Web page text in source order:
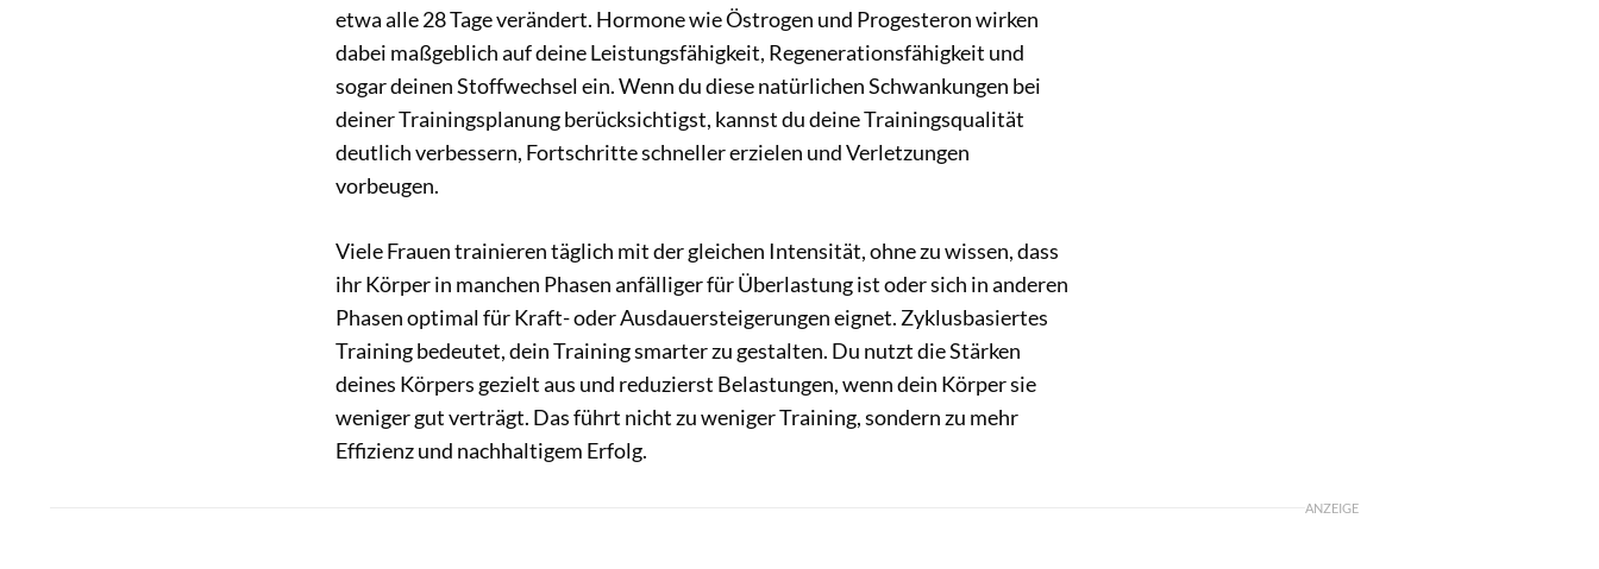
etwa alle 28 Tage verändert. Hormone wie Östrogen und Progesteron wirken
dabei maßgeblich auf deine Leistungsfähigkeit, Regenerationsfähigkeit und
sogar deinen Stoffwechsel ein. Wenn du diese natürlichen Schwankungen bei
deiner Trainingsplanung berücksichtigst, kannst du deine Trainingsqualität
deutlich verbessern, Fortschritte schneller erzielen und Verletzungen
vorbeugen.
Viele Frauen trainieren täglich mit der gleichen Intensität, ohne zu wissen, dass
ihr Körper in manchen Phasen anfälliger für Überlastung ist oder sich in anderen
Phasen optimal für Kraft- oder Ausdauersteigerungen eignet. Zyklusbasiertes
Training bedeutet, dein Training smarter zu gestalten. Du nutzt die Stärken
deines Körpers gezielt aus und reduzierst Belastungen, wenn dein Körper sie
weniger gut verträgt. Das führt nicht zu weniger Training, sondern zu mehr
Effizienz und nachhaltigem Erfolg.
ANZEIGE